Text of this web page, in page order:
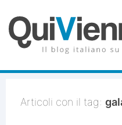
Articoli con il tag: